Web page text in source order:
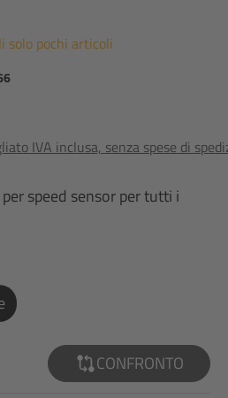
solo pochi articoli
IVA inclusa, senza spese di
speed sensor per tutti i
CONFRONTO